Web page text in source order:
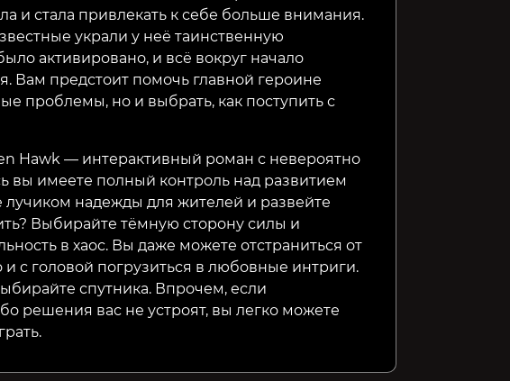
и стала привлекать к себе больше внимания.
украли у неё таинственную
активировано, и всё вокруг начало
Вам предстоит помочь главной героине
проблемы, но и выбрать, как поступить с
Hawk — интерактивный роман с невероятно
вы имеете полный контроль над развитием
лучиком надежды для жителей и развейте
Выбирайте тёмную сторону силы и
в хаос. Вы даже можете отстраниться от
и с головой погрузиться в любовные интриги.
спутника. Впрочем, если
решения вас не устроят, вы легко можете